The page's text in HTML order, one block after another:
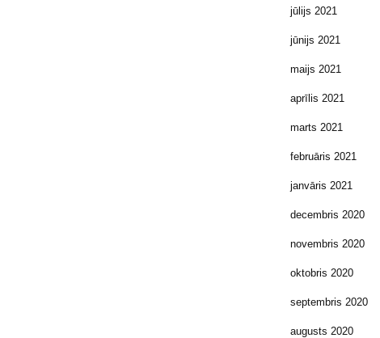
jūlijs 2021
jūnijs 2021
maijs 2021
aprīlis 2021
marts 2021
februāris 2021
janvāris 2021
decembris 2020
novembris 2020
oktobris 2020
septembris 2020
augusts 2020